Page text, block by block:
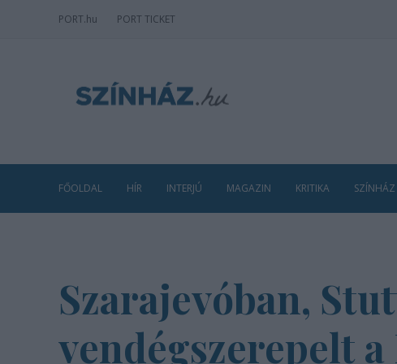
PORT.hu PORT TICKET
FŐOLDAL HÍR INTERJÚ MAGAZIN KRITIKA
Szarajevóban,
vendégszerepelt